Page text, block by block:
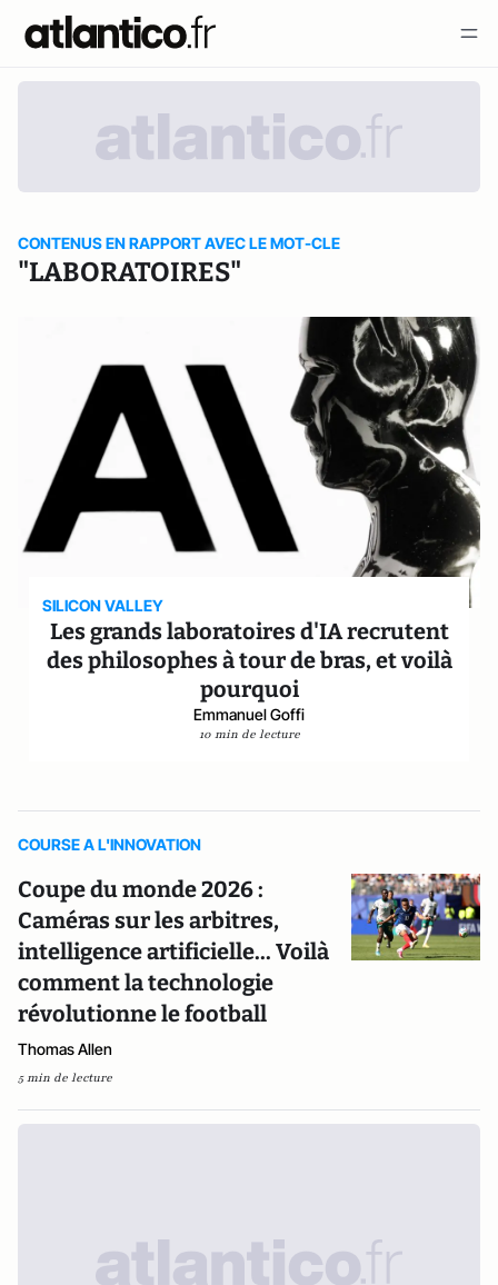
CONTENUS EN RAPPORT AVEC LE MOT-CLE
"LABORATOIRES"
SILICON VALLEY
Les grands laboratoires d'IA recrutent
des philosophes à tour de bras, et voilà
pourquoi
Emmanuel Goffi
10 min de lecture
COURSE A L'INNOVATION
Coupe du monde 2026 :
Caméras sur les arbitres,
intelligence artificielle... Voilà
comment la technologie
révolutionne le football
Thomas Allen
5 min de lecture